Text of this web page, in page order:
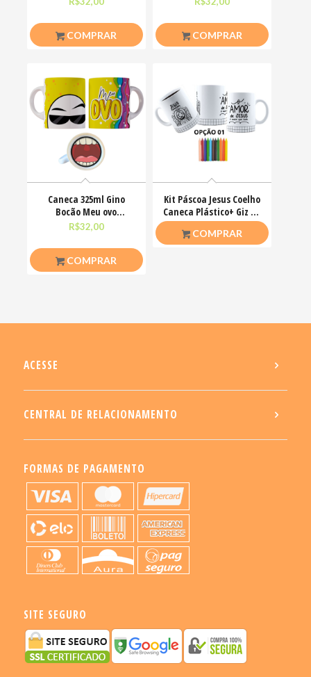
COMPRAR COMPRAR
Caneca 325ml Gino
Bocão Meu ovo
Engraçadas Meme
R$32,00
COMPRAR
Kit Páscoa Jesus Coelho
Caneca Plástico+ Giz De
Cera Colorir
COMPRAR
ACESSE
CENTRAL DE RELACIONAMENTO
FORMAS DE PAGAMENTO
SITE SEGURO